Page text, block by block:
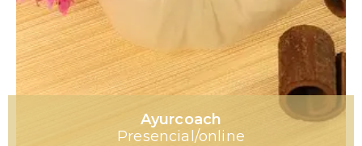
Ayurcoach
Presencial/online